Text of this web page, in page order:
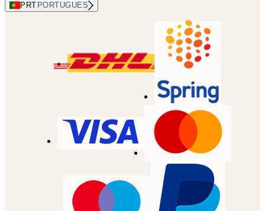
PRT PORTUGUES